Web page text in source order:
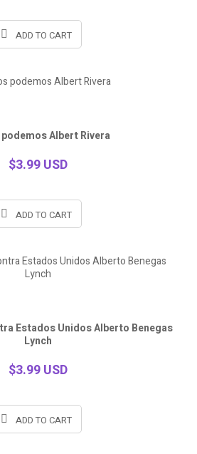
ADD TO CART
Albert Rivera
$3.99 USD
ADD TO CART
Estados Unidos Alberto Benegas
Lynch
$3.99 USD
ADD TO CART